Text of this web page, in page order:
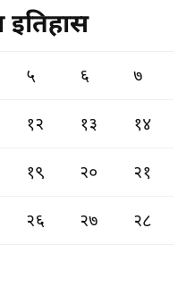
इतिहास
५ ६ ७
१२ १३ १४
१९ २० २१
२६ २७ २८